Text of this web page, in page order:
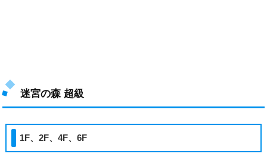
迷宮の森 超級
1F、2F、4F、6F